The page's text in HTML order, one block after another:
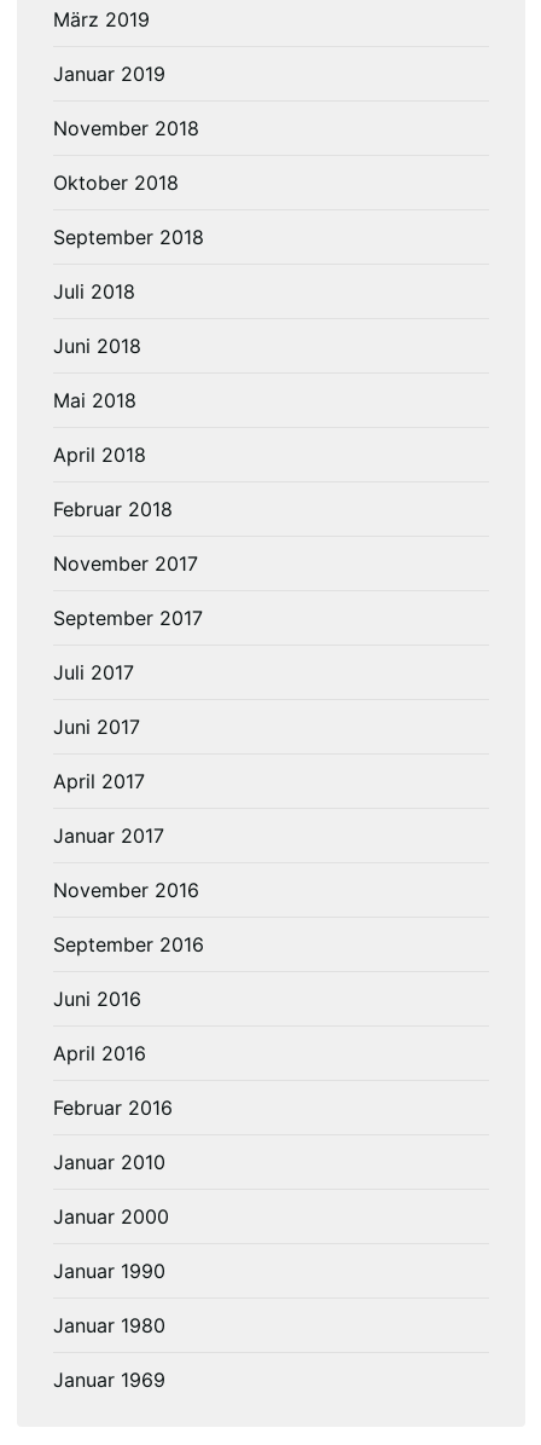
März 2019
Januar 2019
November 2018
Oktober 2018
September 2018
Juli 2018
Juni 2018
Mai 2018
April 2018
Februar 2018
November 2017
September 2017
Juli 2017
Juni 2017
April 2017
Januar 2017
November 2016
September 2016
Juni 2016
April 2016
Februar 2016
Januar 2010
Januar 2000
Januar 1990
Januar 1980
Januar 1969